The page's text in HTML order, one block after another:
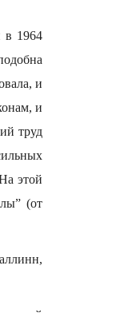
в 1964
и
и
труд
этой
(от